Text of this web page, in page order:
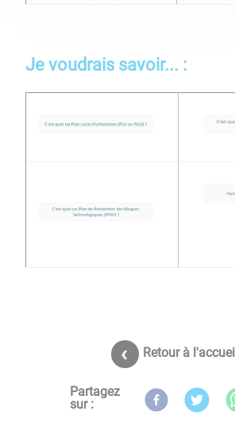
Je voudrais savoir... :
Retour à l'accueil
Partagez
sur :